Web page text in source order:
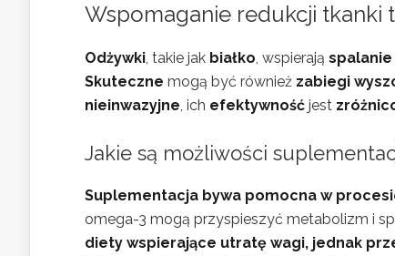
Wspomaganie redukcji tkanki
Odżywki, takie jak białko, wspierają spalanie
Skuteczne mogą być również zabiegi
nieinwazyjne, ich efektywność jest
Jakie są możliwości
Suplementacja bywa pomocna w
omega-3 mogą przyspieszyć metabolizm i
diety wspierające utratę wagi, jednak